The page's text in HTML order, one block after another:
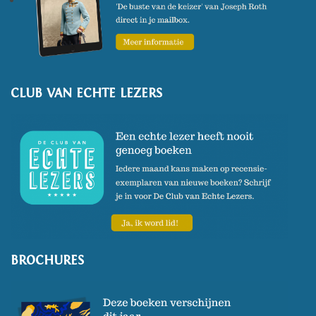
(Foto: Fjodor Buis)
CLUB VAN ECHTE LEZERS
BROCHURES